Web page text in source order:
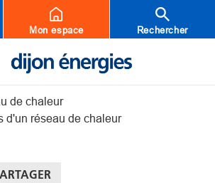
Mon espace Rechercher
de chaleur
d'un réseau de chaleur